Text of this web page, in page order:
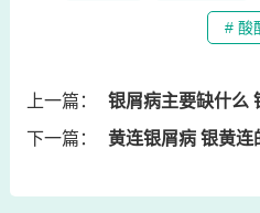
# 酸
上一篇：
银屑病主要缺什么
下一篇：
黄连银屑病 银黄连